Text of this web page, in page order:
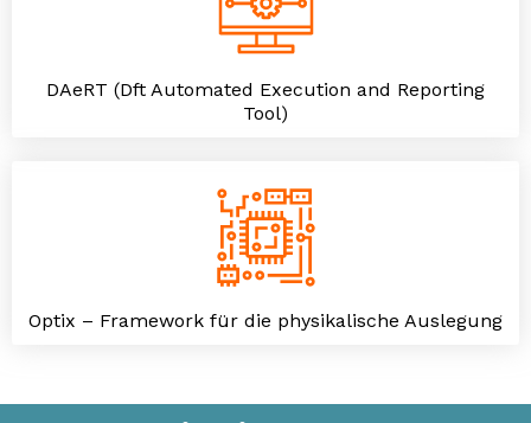
DAeRT (Dft Automated Execution and Reporting
Tool)
Optix – Framework für die physikalische Auslegung